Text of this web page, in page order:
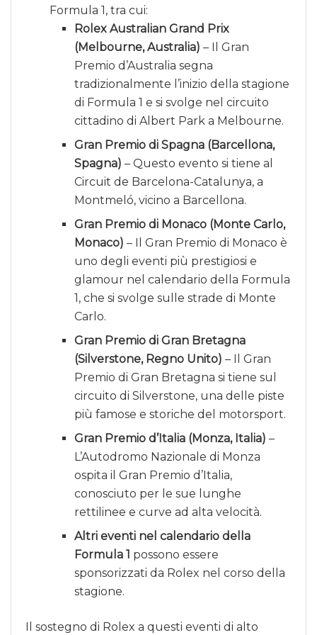
Formula 1, tra cui:
Rolex Australian Grand Prix
(Melbourne, Australia) – Il Gran
Premio d’Australia segna
tradizionalmente l’inizio della stagione
di Formula 1 e si svolge nel circuito
cittadino di Albert Park a Melbourne.
Gran Premio di Spagna (Barcellona,
Spagna) – Questo evento si tiene al
Circuit de Barcelona-Catalunya, a
Montmeló, vicino a Barcellona.
Gran Premio di Monaco (Monte Carlo,
Monaco) – Il Gran Premio di Monaco è
uno degli eventi più prestigiosi e
glamour nel calendario della Formula
1, che si svolge sulle strade di Monte
Carlo.
Gran Premio di Gran Bretagna
(Silverstone, Regno Unito) – Il Gran
Premio di Gran Bretagna si tiene sul
circuito di Silverstone, una delle piste
più famose e storiche del motorsport.
Gran Premio d’Italia (Monza, Italia) –
L’Autodromo Nazionale di Monza
ospita il Gran Premio d’Italia,
conosciuto per le sue lunghe
rettilinee e curve ad alta velocità.
Altri eventi nel calendario della
Formula 1 possono essere
sponsorizzati da Rolex nel corso della
stagione.
Il sostegno di Rolex a questi eventi di alto